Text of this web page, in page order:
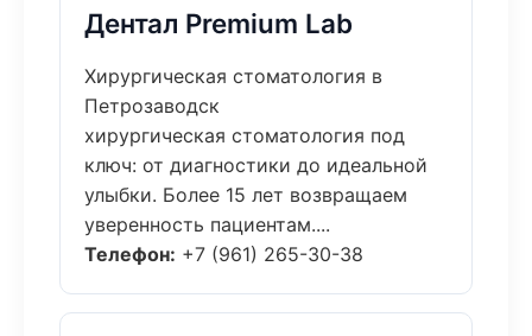
Дентал Premium Lab
Хирургическая стоматология в
Петрозаводск
хирургическая стоматология под
ключ: от диагностики до идеальной
улыбки. Более 15 лет возвращаем
уверенность пациентам....
Телефон: +7 (961) 265-30-38